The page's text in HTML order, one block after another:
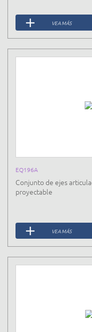
VEA MÁS
EQ196A
Conjunto de ejes
proyectable
VEA MÁS